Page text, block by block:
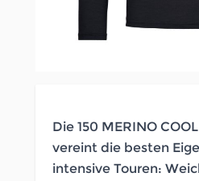
Die 150 MERINO
vereint die besten
intensive Touren: